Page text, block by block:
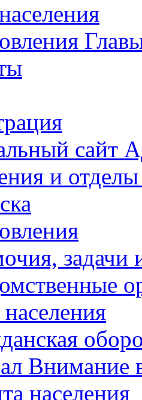
сайт
и
задачи
Внимание
населения